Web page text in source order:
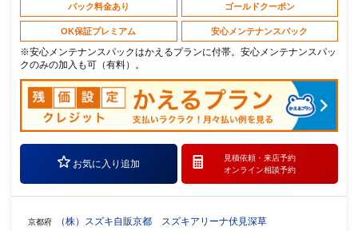
パック料金あり ゴールドクーポン
OK保証プレミアム 安心メンテナンスパック
※安心メンテナンスパックはかえるプランに付帯。安心メンテナンスパッ
クのみの加入も可（有料）。
お気に入り追加
見積依頼・ 来店予約
オンライン相談予約
京都府 （株）スズキ自販京都 スズキアリーナ伏見深草